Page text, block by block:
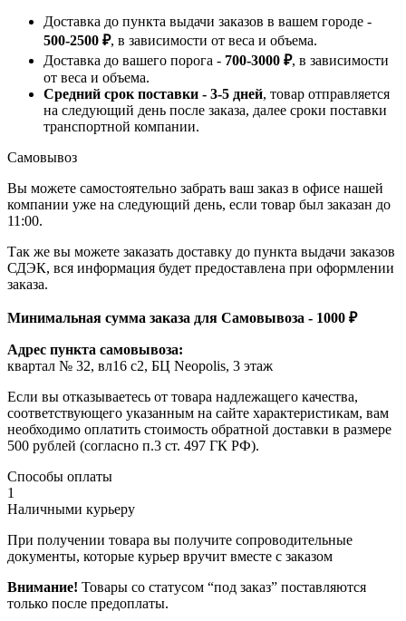
Доставка до пункта выдачи заказов в вашем городе -
500-2500 ₽, в зависимости от веса и объема.
Доставка до вашего порога - 700-3000 ₽, в зависимости
от веса и объема.
Средний срок поставки - 3-5 дней, товар отправляется
на следующий день после заказа, далее сроки поставки
транспортной компании.
Самовывоз
Вы можете самостоятельно забрать ваш заказ в офисе нашей
компании уже на следующий день, если товар был заказан до
11:00.
Так же вы можете заказать доставку до пункта выдачи заказов
СДЭК, вся информация будет предоставлена при оформлении
заказа.
Минимальная сумма заказа для Самовывоза - 1000 ₽
Адрес пункта самовывоза:
квартал № 32, вл16 с2, БЦ Neopolis, 3 этаж
Если вы отказываетесь от товара надлежащего качества,
соответствующего указанным на сайте характеристикам, вам
необходимо оплатить стоимость обратной доставки в размере
500 рублей (согласно п.3 ст. 497 ГК РФ).
Способы оплаты
1
Наличными курьеру
При получении товара вы получите сопроводительные
документы, которые курьер вручит вместе с заказом
Внимание! Товары со статусом “под заказ” поставляются
только после предоплаты.